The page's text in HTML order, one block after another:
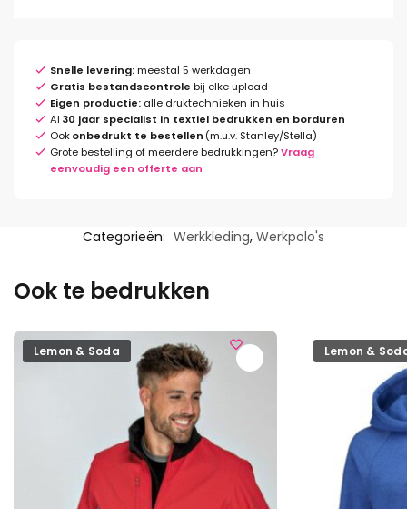
Snelle levering:meestal 5 werkdagen
Gratis bestandscontrole bij elke upload
Eigen productie: alle druktechnieken in huis
Al 30 jaar specialist in textiel bedrukken en borduren
Ookonbedrukt te bestellen (m.u.v. Stanley/Stella)
Grote bestelling of meerdere bedrukkingen?Vraag
eenvoudig een offerte aan
Categorieën: Werkkleding, Werkpolo's
Ook te bedrukken
Lemon & Soda Lemon &